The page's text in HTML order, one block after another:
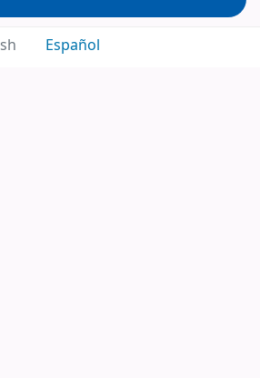
Español